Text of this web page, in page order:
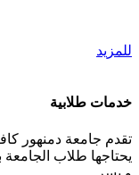
للمزيد
خدمات طلابية
تقدم جامعة دمنهور
يحتاجها طلاب